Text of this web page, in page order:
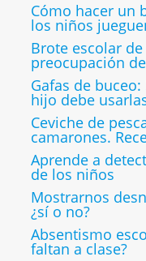
Cómo hacer un
los niños
Brote escolar
preocupación
Gafas de
hijo debe
Ceviche de
camarones.
Aprende a
de los niños
Mostrarnos
¿sí o no?
Absentismo
faltan a clase?